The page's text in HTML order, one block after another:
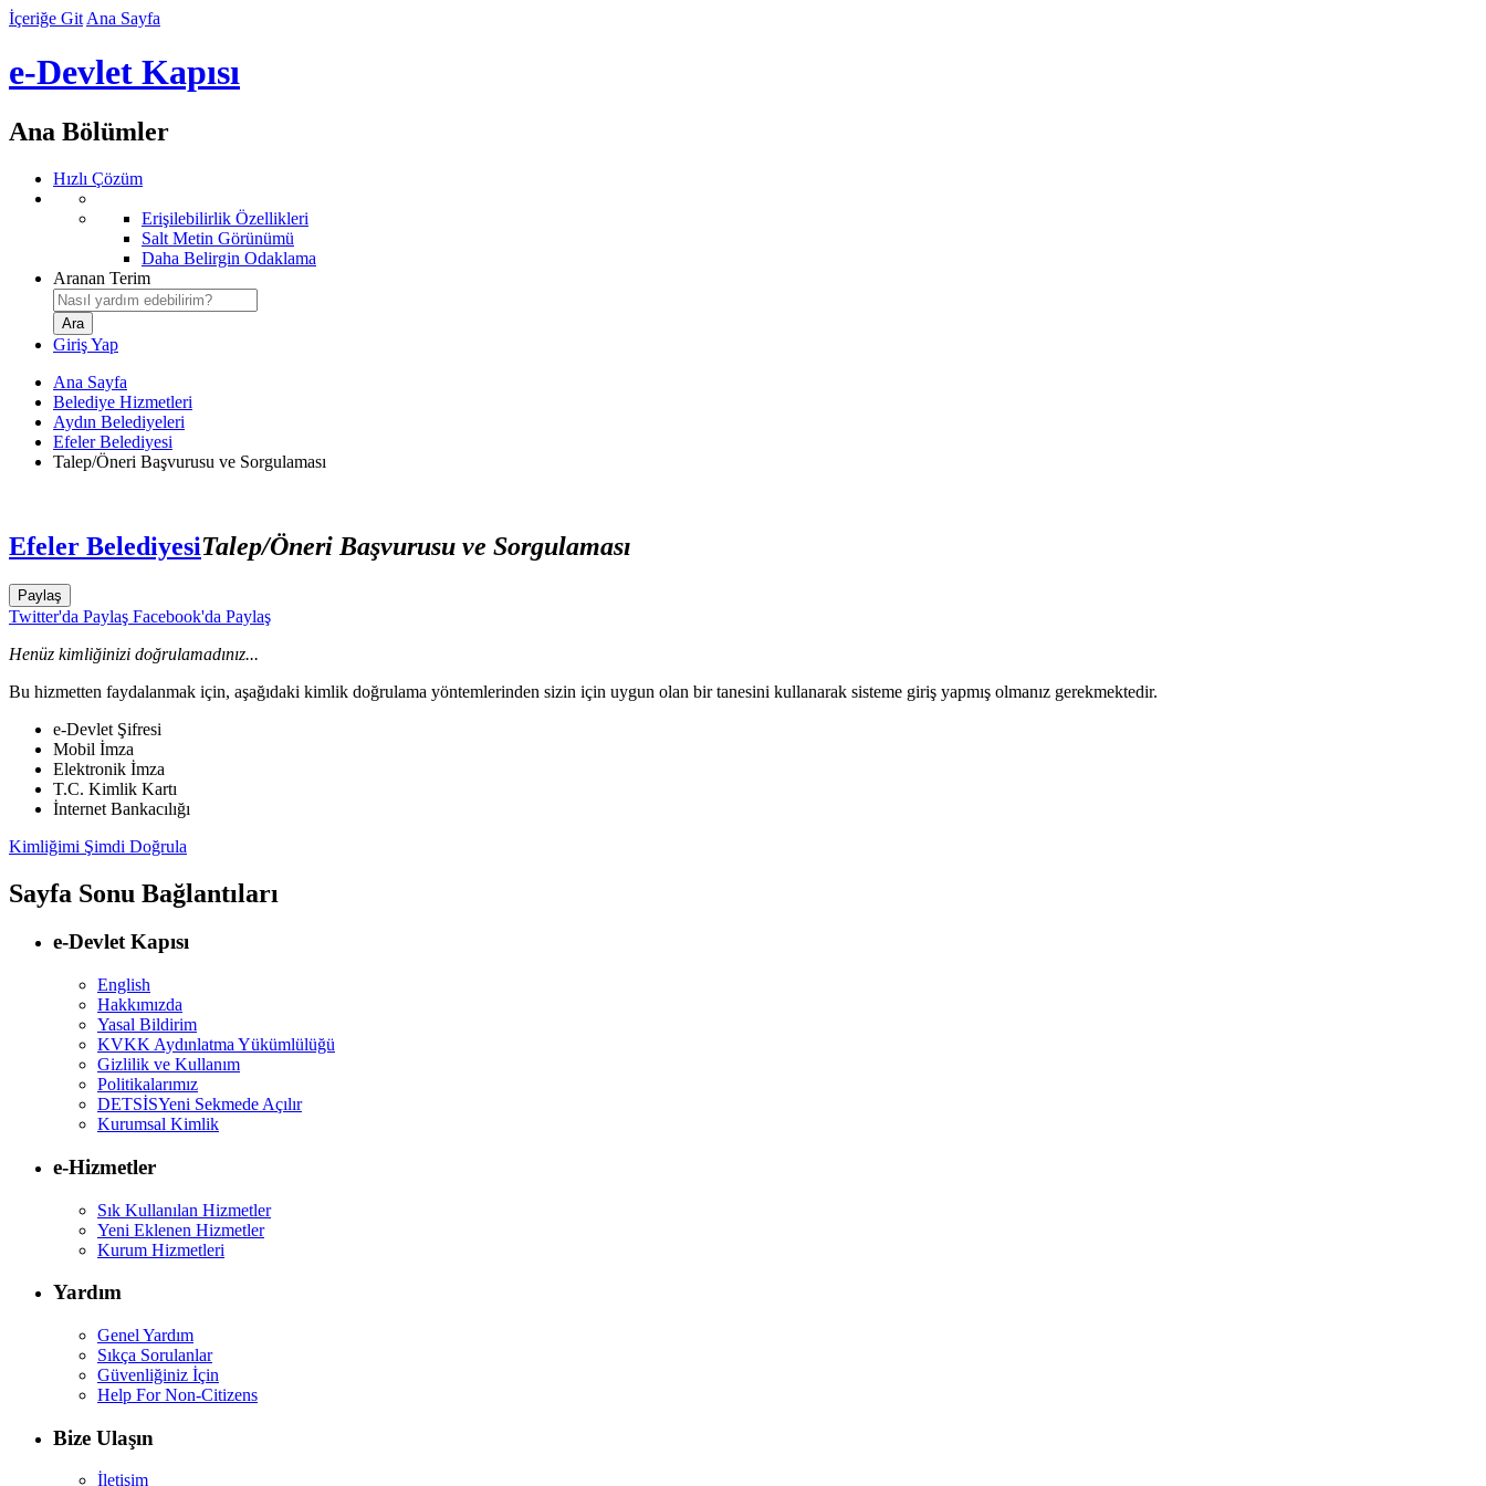
İçeriğe Git Ana Sayfa
e-Devlet Kapısı
Ana Bölümler
Hızlı Çözüm
Erişilebilirlik Özellikleri
Salt Metin Görünümü
Daha Belirgin Odaklama
Aranan Terim
Giriş Yap
Ana Sayfa
Belediye Hizmetleri
Aydın Belediyeleri
Efeler Belediyesi
Talep/Öneri Başvurusu ve Sorgulaması
Efeler BelediyesiTalep/Öneri Başvurusu ve Sorgulaması
Paylaş
Twitter'da Paylaş Facebook'da Paylaş
Henüz kimliğinizi doğrulamadınız...
Bu hizmetten faydalanmak için, aşağıdaki kimlik doğrulama yöntemlerinden sizin için uygun olan bir tanesini kullanarak sisteme giriş yapmış olmanız gerekmektedir.
e-Devlet Şifresi
Mobil İmza
Elektronik İmza
T.C. Kimlik Kartı
İnternet Bankacılığı
Kimliğimi Şimdi Doğrula
Sayfa Sonu Bağlantıları
e-Devlet Kapısı
English
Hakkımızda
Yasal Bildirim
KVKK Aydınlatma Yükümlülüğü
Gizlilik ve Kullanım
Politikalarımız
DETSİSYeni Sekmede Açılır
Kurumsal Kimlik
e-Hizmetler
Sık Kullanılan Hizmetler
Yeni Eklenen Hizmetler
Kurum Hizmetleri
Yardım
Genel Yardım
Sıkça Sorulanlar
Güvenliğiniz İçin
Help For Non-Citizens
Bize Ulaşın
İletişim